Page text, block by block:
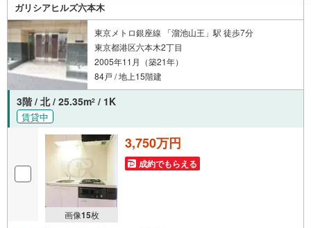
ガリシアヒルズ六本木
東京メトロ銀座線 「溜池山王」駅 徒歩7分
東京都港区六本木2丁目
2005年11月（築21年）
84戸 / 地上15階建
3階 / 北 / 25.35m2 / 1K
賃貸中
画像15枚
3,750万円
成約でもらえる